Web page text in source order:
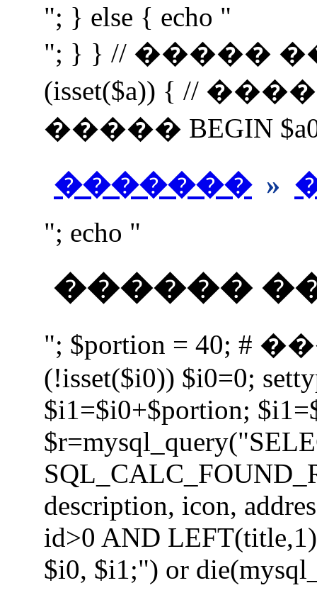
"; } else { echo "
"; } } // �����
(isset($a)) { //
����� BEGIN
������� »
"; echo "
������ ��
"; $portion = 40;
(!isset($i0)) $i0=0;
$i1=$i0+$portion;
description, icon,
id>0 AND
$i0, $i1;") or